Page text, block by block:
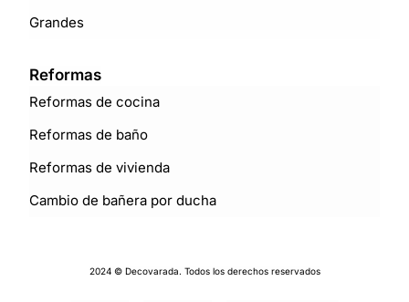
Grandes
Reformas
Reformas de cocina
Reformas de baño
Reformas de vivienda
Cambio de bañera por ducha
2024 © Decovarada. Todos los derechos reservados